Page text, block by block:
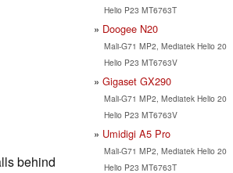
behind
Helio P23 MT6763T
Doogee N20
Mali-G71 MP2, Mediatek Helio 20
Helio P23 MT6763V
Gigaset GX290
Mali-G71 MP2, Mediatek Helio 20
Helio P23 MT6763V
Umidigi A5 Pro
Mali-G71 MP2, Mediatek Helio 20
Helio P23 MT6763T